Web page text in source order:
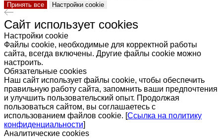
Принять все Настройки cookie
Сайт использует cookies
Настройки cookie
Файлы cookie, необходимые для корректной работы
сайта, всегда включены. Другие файлы cookie можно
настроить.
Обязательные cookies
Наш сайт использует файлы cookie, чтобы обеспечить
правильную работу сайта, запомнить ваши предпочтения
и улучшить пользовательский опыт. Продолжая
пользоваться сайтом, вы соглашаетесь с
использованием файлов cookie. [Ссылка на политику
конфиденциальности]
Аналитические cookies